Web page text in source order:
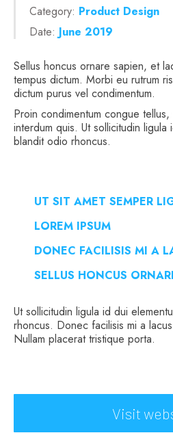
Category: Product Design
Date: June 2019
Sellus honcus ornare sapien, et
tempus dictum. Morbi eu rutrum
dictum purus vel condimentum.
Proin condimentum congue
interdum quis. Ut sollicitudin ligula
blandit odio rhoncus.
UT SIT AMET SEMPER
LOREM IPSUM
DONEC FACILISIS MI A
SELLUS HONCUS
Ut sollicitudin ligula id dui
rhoncus. Donec facilisis mi a
Nullam placerat tristique porta.
Visit